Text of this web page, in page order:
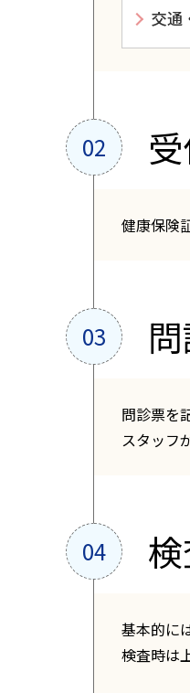
交通
健康保険
問診票を
スタッフ
基本的に
検査時は